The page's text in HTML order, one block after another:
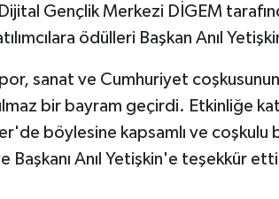
Gençlik Merkezi DİGEM
ödülleri Başkan Anıl
sanat ve Cumhuriyet
bir bayram geçirdi. Etkinliğe
böylesine kapsamlı ve coşkulu
Başkanı Anıl Yetişkin'e teşekkür